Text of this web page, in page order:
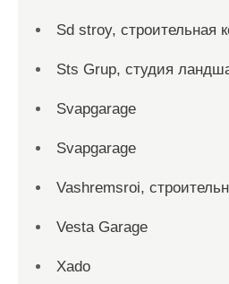
Sd stroy, строительная
Sts Grup, студия
Svapgarage
Svapgarage
Vashremsroi,
Vesta Garage
Xado